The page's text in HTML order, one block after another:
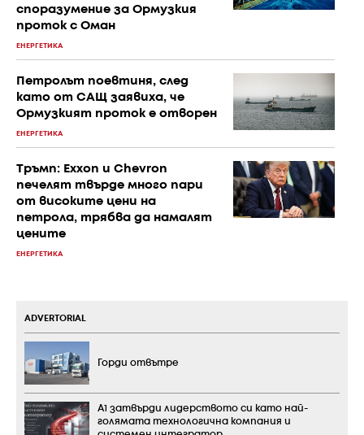
споразумение за Ормузкия
проток с Оман
ЕНЕРГЕТИКА
Петролът поевтиня, след
като от САЩ заявиха, че
Ормузкият проток е отворен
ЕНЕРГЕТИКА
Тръмп: Exxon и Chevron
печелят твърде много пари
от високите цени на
петрола, трябва да намалят
цените
ЕНЕРГЕТИКА
ADVERTORIAL
Горди отвътре
А1 затвърди лидерството си като най-
голямата технологична компания и